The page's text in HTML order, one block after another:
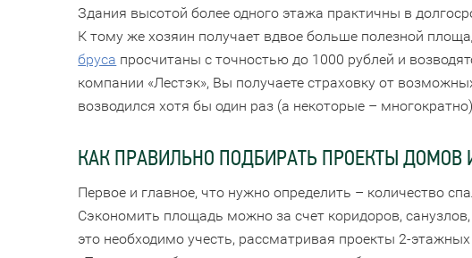
Здания высотой более одного этажа практичны в
К тому же хозяин получает вдвое больше полезной
бруса просчитаны с точностью до 1000 рублей и
компании «Лестэк», Вы получаете страховку от
возводился хотя бы один раз (а некоторые –
КАК ПРАВИЛЬНО ПОДБИРАТЬ ПРОЕКТЫ ДОМОВ
Первое и главное, что нужно определить – количество
Сэкономить площадь можно за счет коридоров,
это необходимо учесть, рассматривая проекты 2-